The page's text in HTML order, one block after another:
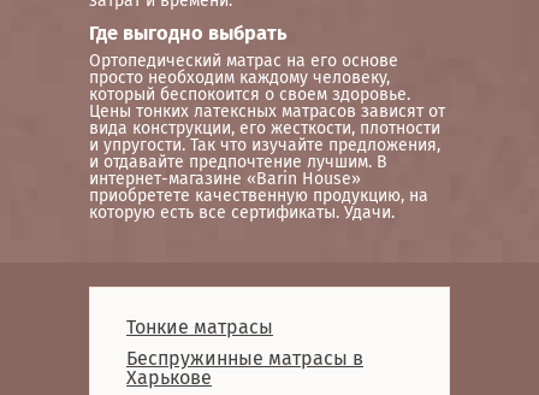
Где выгодно выбрать
Ортопедический матрас на его основе
просто необходим каждому человеку,
который беспокоится о своем здоровье.
Цены тонких латексных матрасов зависят от
вида конструкции, его жесткости, плотности
и упругости. Так что изучайте предложения,
и отдавайте предпочтение лучшим. В
интернет-магазине «Barin House»
приобретете качественную продукцию, на
которую есть все сертификаты. Удачи.
Тонкие матрасы
Беспружинные матрасы в
Харькове